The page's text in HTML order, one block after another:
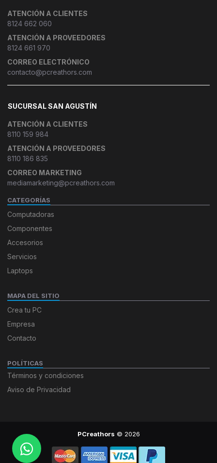
ATENCIÓN A CLIENTES
8124 662 060
ATENCIÓN A PROVEEDORES
8124 661 970
CORREO ELECTRÓNICO
contacto@pcreathors.com
SUCURSAL SAN AGUSTÍN
ATENCIÓN A CLIENTES
8110 159 984
ATENCIÓN A PROVEEDORES
8110 186 835
CORREO MARKETING
mediamarketing@pcreathors.com
CATEGORÍAS
Computadoras
Componentes
Accesorios
Servicios
Laptops
MAPA DEL SITIO
Crea tu PC
Empresa
Contacto
POLÍTICAS
Términos y condiciones
Aviso de Privacidad
PCreathors © 2026